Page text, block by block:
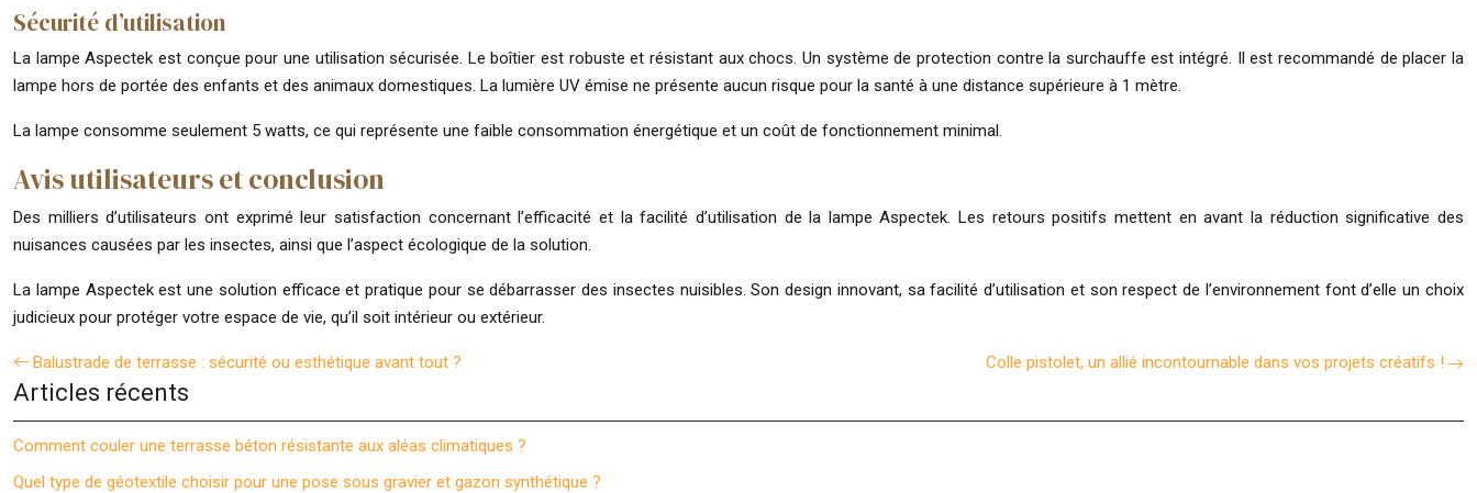
Sécurité d’utilisation
La lampe Aspectek est conçue pour une utilisation sécurisée. Le boîtier est robuste et résistant aux chocs. Un système de protection contre la surchauffe est intégré. Il est recommandé de placer la
lampe hors de portée des enfants et des animaux domestiques. La lumière UV émise ne présente aucun risque pour la santé à une distance supérieure à 1 mètre.
La lampe consomme seulement 5 watts, ce qui représente une faible consommation énergétique et un coût de fonctionnement minimal.
Avis utilisateurs et conclusion
Des milliers d’utilisateurs ont exprimé leur satisfaction concernant l’efficacité et la facilité d’utilisation de la lampe Aspectek. Les retours positifs mettent en avant la réduction significative des
nuisances causées par les insectes, ainsi que l’aspect écologique de la solution.
La lampe Aspectek est une solution efficace et pratique pour se débarrasser des insectes nuisibles. Son design innovant, sa facilité d’utilisation et son respect de l’environnement font d’elle un choix
judicieux pour protéger votre espace de vie, qu’il soit intérieur ou extérieur.
Balustrade de terrasse : sécurité ou esthétique avant tout ? Colle pistolet, un allié incontournable dans vos projets créatifs !
Articles récents
Comment couler une terrasse béton résistante aux aléas climatiques ?
Quel type de géotextile choisir pour une pose sous gravier et gazon synthétique ?